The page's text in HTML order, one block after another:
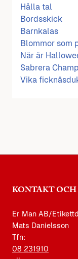
Hålla tal
Bordsskick
Barnkalas
Blommor som
När är
Sabrera
Vika
KONTAKT
Er Man AB/
Mats Danielsson
Tfn:
08 231910